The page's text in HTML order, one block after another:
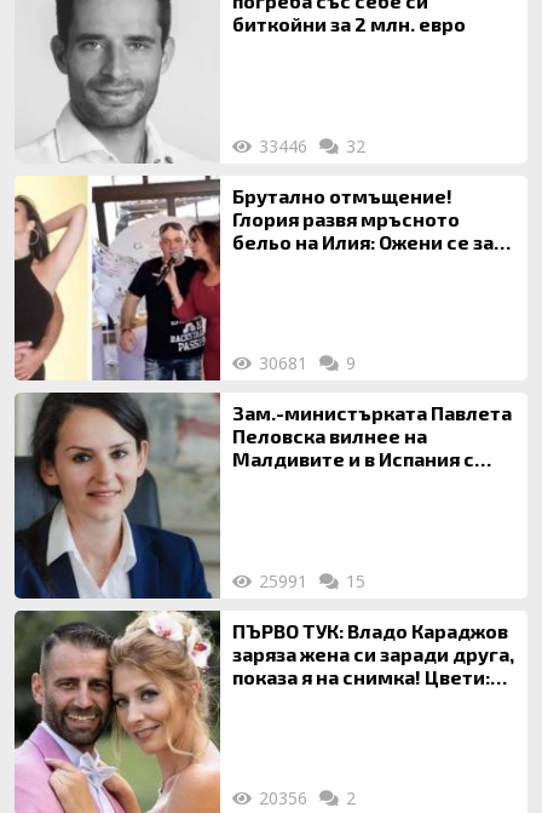
биткойни за 2 млн. евро
33446 32
Брутално отмъщение!
Глория развя мръсното
бельо на Илия: Ожени се за
30681 9
Зам.-министърката Павлета
Пеловска вилнее на
Малдивите и в Испания с
25991 15
ПЪРВО ТУК: Владо Караджов
заряза жена си заради друга,
показа я на снимка! Цвети:
20356 2